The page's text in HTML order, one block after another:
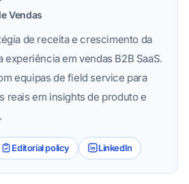
Vendas
de receita e crescimento da
experiência em vendas B2B SaaS.
equipas de field service para
reais em insights de produto e
Editorial policy LinkedIn